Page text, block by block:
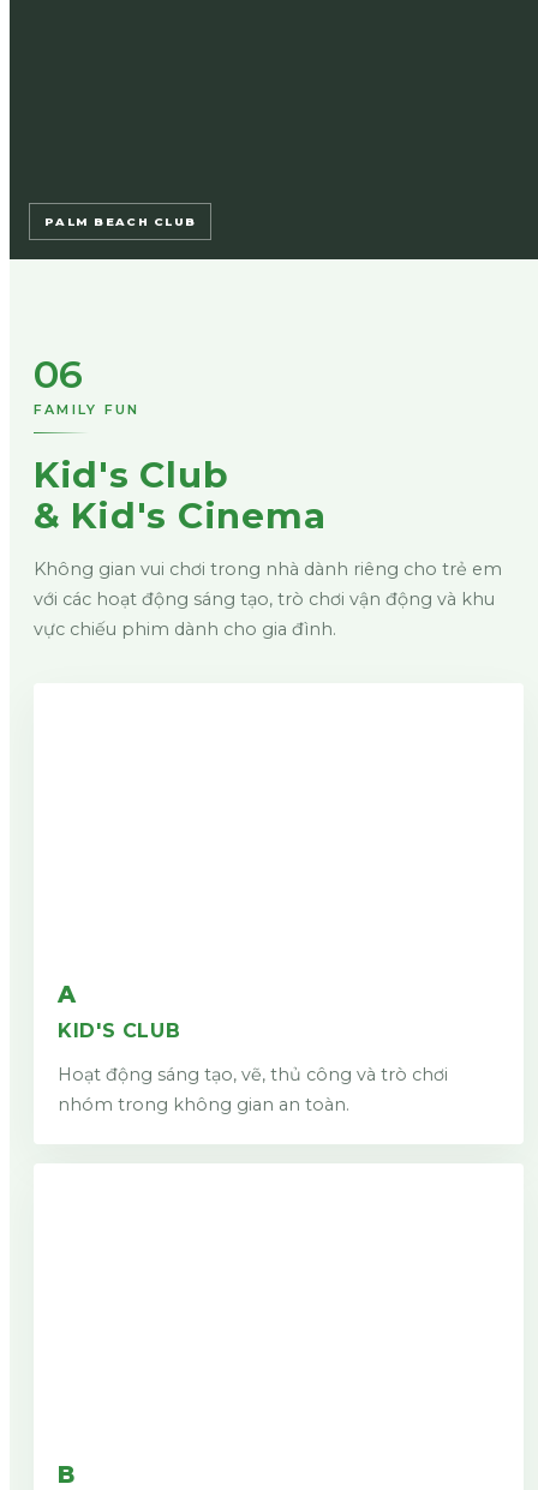
PALM BEACH CLUB
06
FAMILY FUN
Kid's Club
& Kid's Cinema
Không gian vui chơi trong nhà dành riêng cho trẻ em
với các hoạt động sáng tạo, trò chơi vận động và khu
vực chiếu phim dành cho gia đình.
A
KID'S CLUB
Hoạt động sáng tạo, vẽ, thủ công và trò chơi
nhóm trong không gian an toàn.
B